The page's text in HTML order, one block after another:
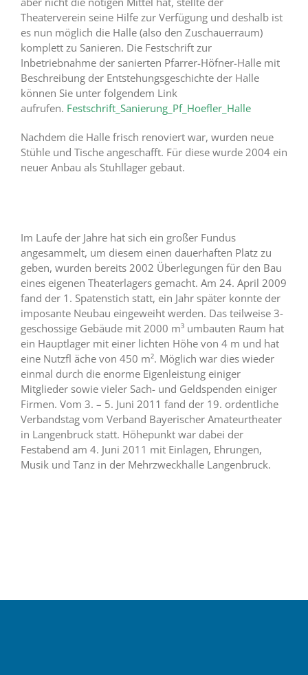
Theaterverein seine Hilfe zur Verfügung und deshalb ist
es nun möglich die Halle (also den Zuschauerraum)
komplett zu Sanieren. Die Festschrift zur
Inbetriebnahme der sanierten Pfarrer-Höfner-Halle mit
Beschreibung der Entstehungsgeschichte der Halle
können Sie unter folgendem Link
aufrufen. Festschrift_Sanierung_Pf_Hoefler_Halle
Nachdem die Halle frisch renoviert war, wurden neue
Stühle und Tische angeschafft. Für diese wurde 2004 ein
neuer Anbau als Stuhllager gebaut.
Im Laufe der Jahre hat sich ein großer Fundus
angesammelt, um diesem einen dauerhaften Platz zu
geben, wurden bereits 2002 Überlegungen für den Bau
eines eigenen Theaterlagers gemacht. Am 24. April 2009
fand der 1. Spatenstich statt, ein Jahr später konnte der
imposante Neubau eingeweiht werden. Das teilweise 3-
geschossige Gebäude mit 2000 m³ umbauten Raum hat
ein Hauptlager mit einer lichten Höhe von 4 m und hat
eine Nutzfl äche von 450 m². Möglich war dies wieder
einmal durch die enorme Eigenleistung einiger
Mitglieder sowie vieler Sach- und Geldspenden einiger
Firmen. Vom 3. – 5. Juni 2011 fand der 19. ordentliche
Verbandstag vom Verband Bayerischer Amateurtheater
in Langenbruck statt. Höhepunkt war dabei der
Festabend am 4. Juni 2011 mit Einlagen, Ehrungen,
Musik und Tanz in der Mehrzweckhalle Langenbruck.